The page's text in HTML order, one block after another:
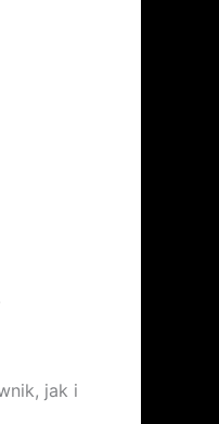
jak i